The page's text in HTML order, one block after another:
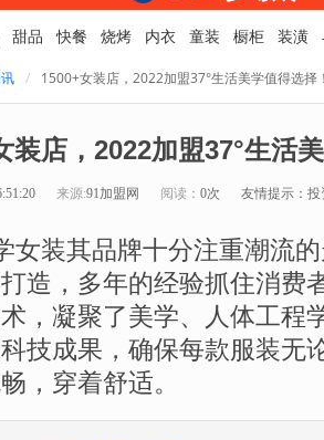
甜品 快餐 烧烤 内衣 童装 橱柜 装潢
1500+女装店，2022加盟37°生活美学值得选择
装店，2022加盟37°生活
来源:91加盟网 阅读： 0次 友情提示：
女装其品牌十分注重潮流
造，多年的经验抓住消费
，凝聚了美学、人体工程
技成果，确保每款服装无
，穿着舒适。